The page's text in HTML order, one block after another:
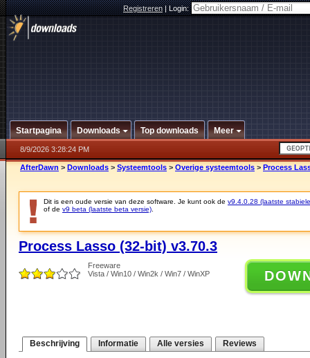
Registreren|Login:
Startpagina Downloads Top downloads Meer
8/9/2026 3:28:24 PM
AfterDawn > Downloads > Systeemtools > Overige systeemtools > Process
Dit is een oude versie van deze software. Je kunt ook de v9.4.0.28 (laatste
of de v9 beta (laatste beta versie)
Process Lasso (32-bit) v3.70.3
Freeware
Vista / Win10 / Win2k / Win7 / WinXP
Beschrijving Informatie Alle versies Reviews